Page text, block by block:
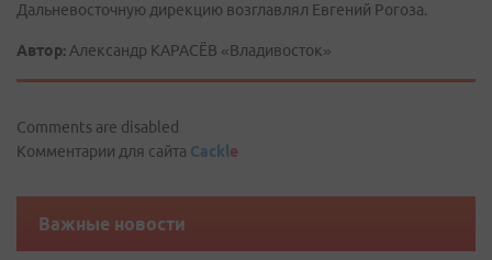
Дальневосточную дирекцию возглавлял Евгений Рогоза.
Автор: Александр КАРАСЁВ «Владивосток»
Comments are disabled
Комментарии для сайта Cackle
Важные новости